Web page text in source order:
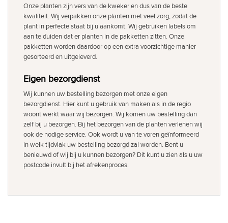
Onze planten zijn vers van de kweker en dus van de beste
kwaliteit. Wij verpakken onze planten met veel zorg, zodat de
plant in perfecte staat bij u aankomt. Wij gebruiken labels om
aan te duiden dat er planten in de pakketten zitten. Onze
pakketten worden daardoor op een extra voorzichtige manier
gesorteerd en uitgeleverd.
Eigen bezorgdienst
Wij kunnen uw bestelling bezorgen met onze eigen
bezorgdienst. Hier kunt u gebruik van maken als in de regio
woont werkt waar wij bezorgen. Wij komen uw bestelling dan
zelf bij u bezorgen. Bij het bezorgen van de planten verlenen wij
ook de nodige service. Ook wordt u van te voren geïnformeerd
in welk tijdvlak uw bestelling bezorgd zal worden. Bent u
benieuwd of wij bij u kunnen bezorgen? Dit kunt u zien als u uw
postcode invult bij het afrekenproces.